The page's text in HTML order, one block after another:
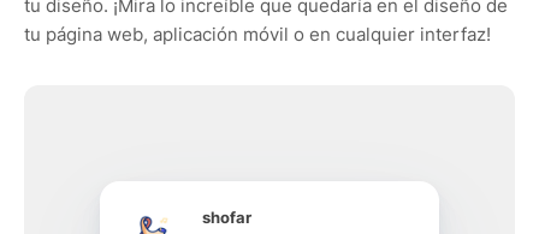
tu diseño. ¡Mira lo increíble que quedaría en el diseño de
tu página web, aplicación móvil o en cualquier interfaz!
shofar